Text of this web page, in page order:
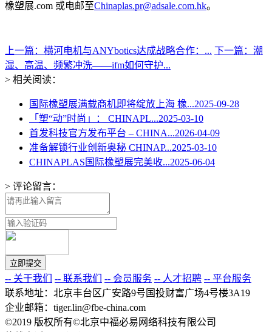
橡塑展.com 或电邮至Chinaplas.pr@adsale.com.hk。
上一篇：横河电机与ANYbotics达成战略合作：... 下一篇：潮
湿、高温、频繁冲洗——ifm如何守护...
> 相关阅读：
国际橡塑展满载商机即将绽放上海 橡...2025-09-28
「塑“动”时尚」： CHINAPL...2025-03-10
首发科技官方发布平台 – CHINA...2026-04-09
准备解锁行业创新奥秘 CHINAP...2025-03-10
CHINAPLAS国际橡塑展完美收...2025-06-04
> 评论留言：
-- 关于我们 -- 联系我们 -- 会员服务 -- 人才招聘 -- 平台服务
联系地址：北京丰台区广安路9号国投财富广场4号楼3A19
企业邮箱：tiger.lin@fbe-china.com
©2019 版权所有©北京中福必易网络科技有限公司